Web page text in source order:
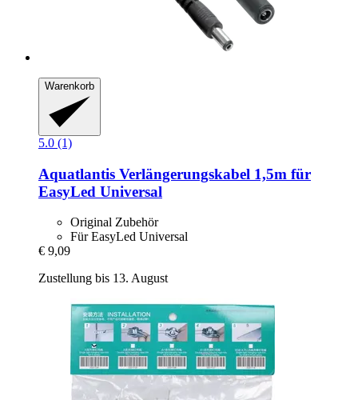
Warenkorb
5.0 (1)
Aquatlantis Verlängerungskabel 1,5m für
EasyLed Universal
Original Zubehör
Für EasyLed Universal
€ 9,09
Zustellung bis 13. August